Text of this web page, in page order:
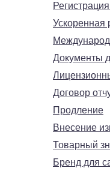
Ускоренная
Документы
Договор
Продление
Внесение
Товарный
Бренд для